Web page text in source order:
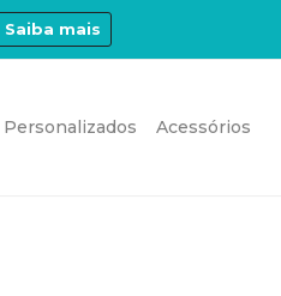
Saiba mais
Personalizados Acessórios